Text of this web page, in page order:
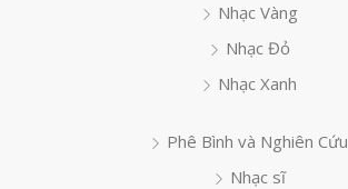
Nhạc Vàng
Nhạc Đỏ
Nhạc Xanh
Phê Bình và Nghiên Cứu
Nhạc sĩ